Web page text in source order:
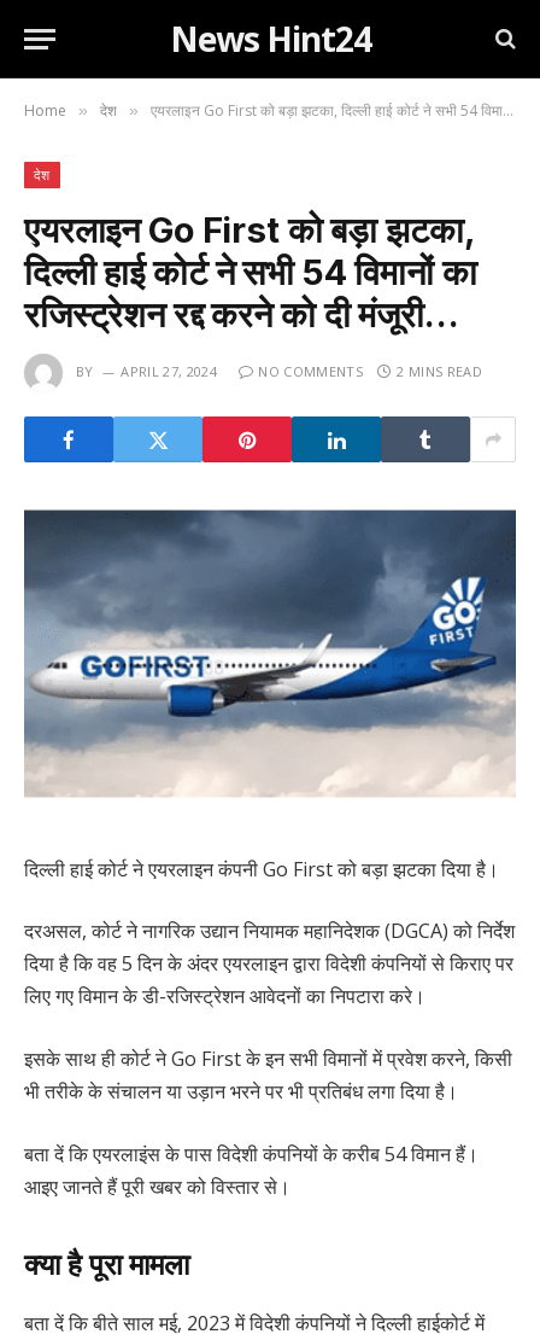
News Hint24
Home » देश » एयरलाइन Go First को बड़ा झटका, दिल्ली हाई कोर्ट ने सभी 54 विमानों का रजिस्ट्रेशन रद्द करने को दी मंजूरी…
देश
एयरलाइन Go First को बड़ा झटका,
दिल्ली हाई कोर्ट ने सभी 54 विमानों का
रजिस्ट्रेशन रद्द करने को दी मंजूरी…
BY APRIL 27, 2024 NO COMMENTS 2 MINS READ
दिल्ली हाई कोर्ट ने एयरलाइन कंपनी Go First को बड़ा झटका दिया है।
दरअसल, कोर्ट ने नागरिक उद्यान नियामक महानिदेशक (DGCA) को निर्देश
दिया है कि वह 5 दिन के अंदर एयरलाइन द्वारा विदेशी कंपनियों से किराए पर
लिए गए विमान के डी-रजिस्ट्रेशन आवेदनों का निपटारा करे।
इसके साथ ही कोर्ट ने Go First के इन सभी विमानों में प्रवेश करने, किसी
भी तरीके के संचालन या उड़ान भरने पर भी प्रतिबंध लगा दिया है।
बता दें कि एयरलाइंस के पास विदेशी कंपनियों के करीब 54 विमान हैं।
आइए जानते हैं पूरी खबर को विस्तार से।
क्या है पूरा मामला
बता दें कि बीते साल मई, 2023 में विदेशी कंपनियों ने दिल्ली हाईकोर्ट में